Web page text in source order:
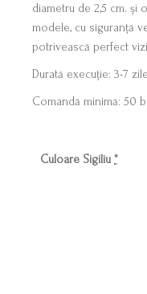
diametru de 2,5 cm. și
modele, cu siguranță
potrivească perfect
Durată execuție: 3-7
Comandă minimă: 50
Culoare Sigiliu *